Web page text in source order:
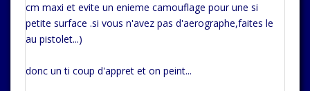
cm maxi et evite un enieme camouflage pour une si
petite surface .si vous n'avez pas d'aerographe,faites le
au pistolet...)
donc un ti coup d'appret et on peint...